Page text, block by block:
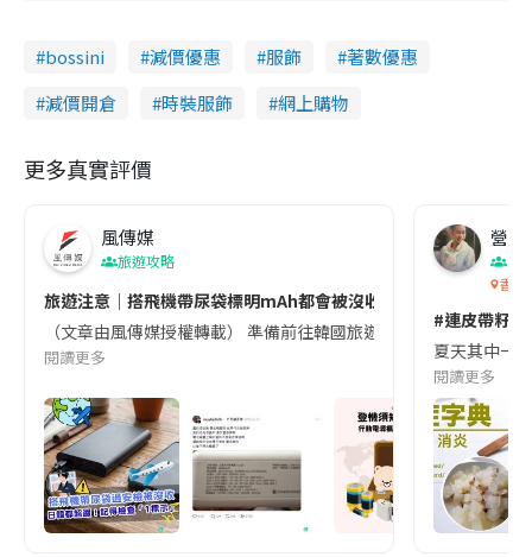
bossini 減價優惠 服飾
著數優惠
減價開倉
時裝服飾 網上購物
更多真實評價
風傳媒
旅遊攻略
旅遊注意｜搭飛機帶尿袋標明mAh都會被沒收😱出發前切記檢查
（文章由風傳媒授權轉載） 準備前往韓國旅遊的民眾，近期要
閱讀更多
營養
香港
#連皮帶籽
夏天其中一
閱讀更多